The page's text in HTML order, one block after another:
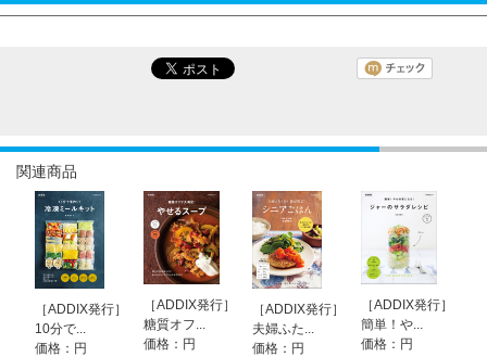
関連商品
［ADDIX発行］
10分で...
価格：円
［ADDIX発行］
糖質オフ...
価格：円
［ADDIX発行］
夫婦ふた...
価格：円
［ADDIX発行］
簡単！や...
価格：円